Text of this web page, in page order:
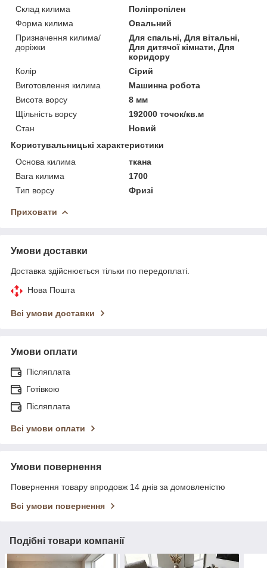
Склад килима
Поліпропілен
Форма килима
Овальний
Призначення килима/
доріжки
Для спальні, Для вітальні,
Для дитячої кімнати, Для
коридору
Колір
Сірий
Виготовлення килима
Машинна робота
Висота ворсу
8 мм
Щільність ворсу
192000 точок/кв.м
Стан
Новий
Користувальницькі характеристики
Основа килима
ткана
Вага килима
1700
Тип ворсу
Фризі
Приховати
Умови доставки
Доставка здійснюється тільки по передоплаті.
Нова Пошта
Всі умови доставки
Умови оплати
Післяплата
Готівкою
Післяплата
Всі умови оплати
Умови повернення
Повернення товару впродовж 14 днів за домовленістю
Всі умови повернення
Подібні товари компанії